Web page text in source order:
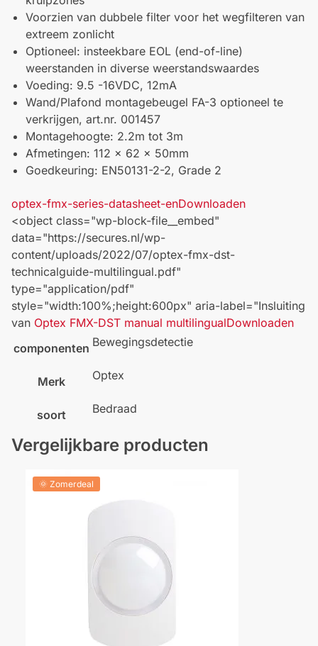
Voorzien van dubbele filter voor het wegfilteren van
extreem zonlicht
Optioneel: insteekbare EOL (end-of-line)
weerstanden in diverse weerstandswaardes
Voeding: 9.5 -16VDC, 12mA
Wand/Plafond montagebeugel FA-3 optioneel te
verkrijgen, art.nr. 001457
Montagehoogte: 2.2m tot 3m
Afmetingen: 112 x 62 x 50mm
Goedkeuring: EN50131-2-2, Grade 2
optex-fmx-series-datasheet-enDownloaden
<object class="wp-block-file__embed"
data="https://secures.nl/wp-
content/uploads/2022/07/optex-fmx-dst-
technicalguide-multilingual.pdf"
type="application/pdf"
style="width:100%;height:600px" aria-label="Insluiting
van Optex FMX-DST manual multilingualDownloaden
componenten Bewegingsdetectie
Merk Optex
soort Bedraad
Vergelijkbare producten
🌞 Zomerdeal